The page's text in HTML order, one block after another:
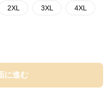
2XL 3XL 4XL
に進む